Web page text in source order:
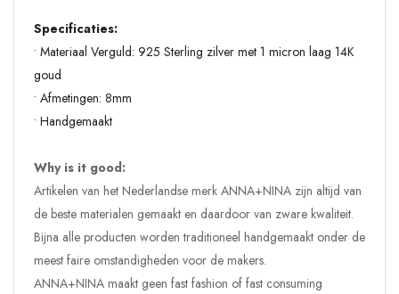
Specificaties:
• Materiaal Verguld: 925 Sterling zilver met 1 micron laag 14K
goud
• Afmetingen: 8mm
• Handgemaakt
Why is it good:
Artikelen van het Nederlandse merk ANNA+NINA zijn altijd van
de beste materialen gemaakt en daardoor van zware kwaliteit.
Bijna alle producten worden traditioneel handgemaakt onder de
meest faire omstandigheden voor de makers.
ANNA+NINA maakt geen fast fashion of fast consuming